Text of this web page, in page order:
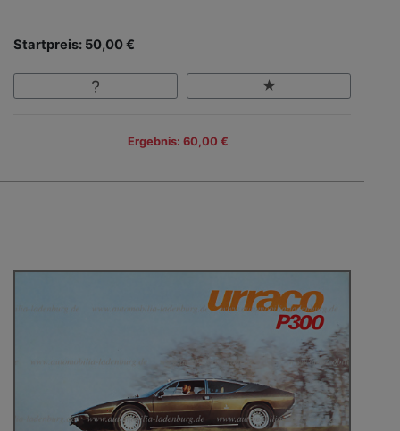
Startpreis: 50,00 €
Ergebnis: 60,00 €